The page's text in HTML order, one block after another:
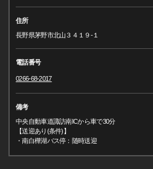
住所
長野県茅野市北山３４１９-１
電話番号
0266-68-2017
備考
中央自動車道諏訪南ICから車で30分
【送迎あり(条件)】
・南白樺湖バス停：随時送迎